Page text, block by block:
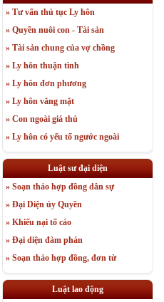
» Tư vấn thủ tục Ly hôn
» Quyền nuôi con - Tài sản
» Tài sản chung của vợ chồng
» Ly hôn thuận tình
» Ly hôn đơn phương
» Ly hôn vắng mặt
» Con ngoài giá thú
» Ly hôn có yếu tố ngước ngoài
Luật sư đại diện
» Soạn thảo hợp đồng dân sự
» Đại Diện ủy Quyền
» Khiếu nại tố cáo
» Đại diện đàm phán
» Soạn thảo hợp đồng, đơn từ
Luật lao động